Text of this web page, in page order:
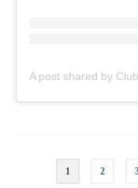
Pagination
1 2